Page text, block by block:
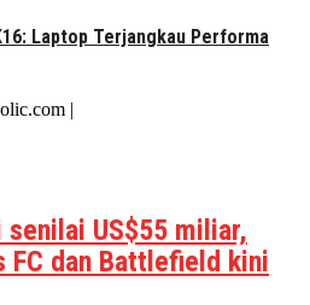
Laptop Terjangkau Performa
|
US$55 miliar,
FC dan Battlefield kini